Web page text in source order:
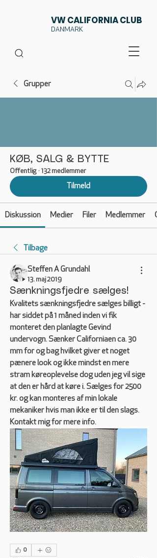
VW CALIFORNIA CLUB
DANMARK
Grupper
KØB, SALG & BYTTE
Offentlig · 132 medlemmer
Tilmeld
Diskussion Medier Filer Medlemmer
Tilbage
Steffen A Grundahl
13. maj 2019
Sænkningsfjedre sælges!
Kvalitets sænkningsfjedre sælges billigt -
har siddet på 1 måned inden vi fik
monteret den planlagte Gevind
undervogn. Sænker Californiaen ca. 30
mm for og bag hvilket giver et noget
pænere look og ikke mindst en mere
stram køreoplevelse dog uden jeg vil sige
at den er hård at køre i. Sælges for 2500
kr. og kan monteres af min lokale
mekaniker hvis man ikke er til den slags.
Kontakt mig for mere info.
0